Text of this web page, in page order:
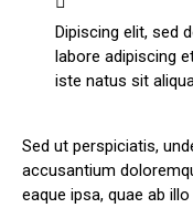
Dipiscing elit, sed
labore adipiscing
iste natus sit
Sed ut perspiciatis,
accusantium
eaque ipsa, quae ab